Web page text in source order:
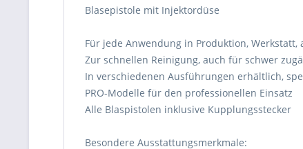
Blasepistole mit Injektordüse
Für jede Anwendung in Produktion,
Zur schnellen Reinigung, auch für schwer
In verschiedenen Ausführungen erhältlich,
PRO-Modelle für den professionellen Einsatz
Alle Blaspistolen inklusive Kupplungsstecker
Besondere Ausstattungsmerkmale: